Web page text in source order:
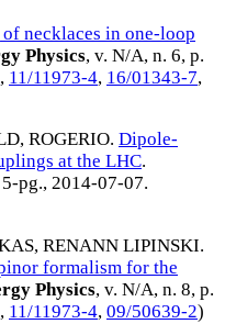
necklaces in one-loop
Physics, v. N/A, n. 6, p.
, 11/11973-4, 16/01343-7,
ROGERIO. Dipole-
at the LHC.
pg., 2014-07-07.
RENANN LIPINSKI.
formalism for the
Physics, v. N/A, n. 8, p.
, 11/11973-4, 09/50639-2)